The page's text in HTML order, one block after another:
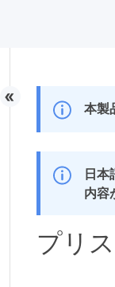
本製
日本
内容
プリ